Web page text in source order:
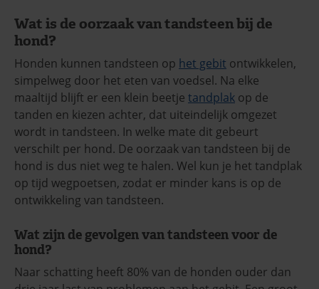
Wat is de oorzaak van tandsteen bij de
hond?
Honden kunnen tandsteen op het gebit ontwikkelen,
simpelweg door het eten van voedsel. Na elke
maaltijd blijft er een klein beetje tandplak op de
tanden en kiezen achter, dat uiteindelijk omgezet
wordt in tandsteen. In welke mate dit gebeurt
verschilt per hond. De oorzaak van tandsteen bij de
hond is dus niet weg te halen. Wel kun je het tandplak
op tijd wegpoetsen, zodat er minder kans is op de
ontwikkeling van tandsteen.
Wat zijn de gevolgen van tandsteen voor de
hond?
Naar schatting heeft 80% van de honden ouder dan